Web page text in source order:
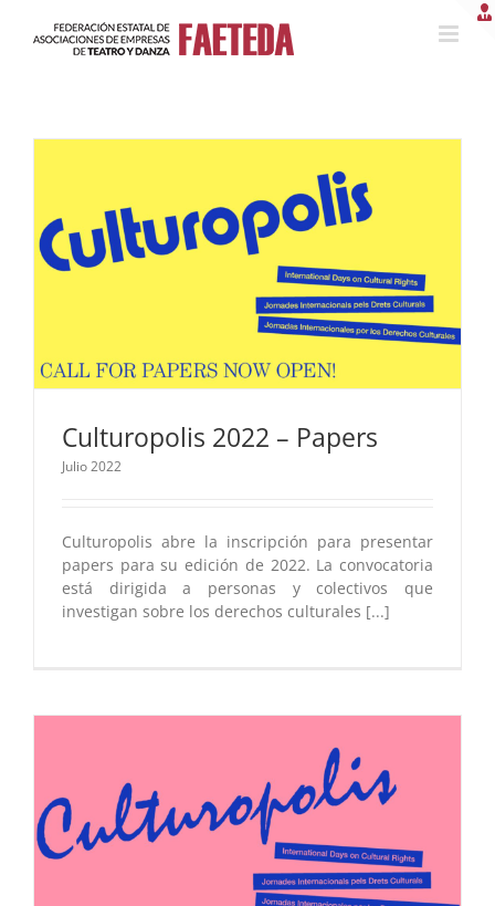
Culturopolis 2022 – Papers
Julio 2022
Culturopolis abre la inscripción para presentar
papers para su edición de 2022. La convocatoria
está dirigida a personas y colectivos que
investigan sobre los derechos culturales [...]